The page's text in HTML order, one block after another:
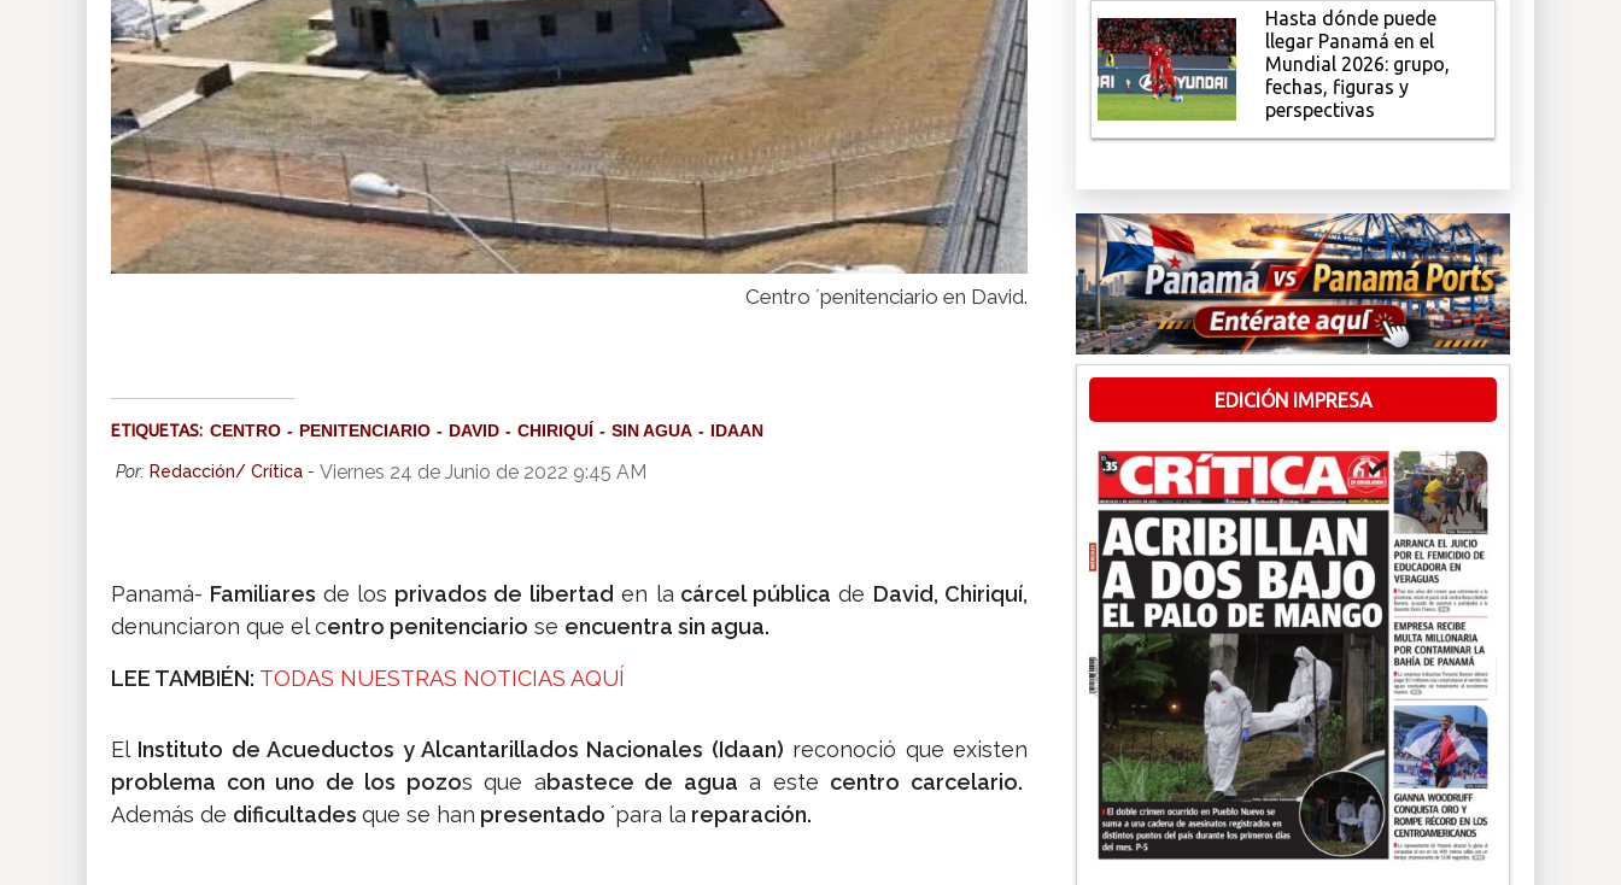
Centro ´penitenciario en David.
ETIQUETAS: CENTRO PENITENCIARIO DAVID CHIRIQUÍ SIN AGUA IDAAN
Por: Redacción/ Crítica - Viernes 24 de Junio de 2022 9:45 AM
Panamá- Familiares de los privados de libertad en la cárcel pública de David, Chiriquí,
denunciaron que el centro penitenciario se encuentra sin agua.
LEE TAMBIÉN: TODAS NUESTRAS NOTICIAS AQUÍ
El Instituto de Acueductos y Alcantarillados Nacionales (Idaan) reconoció que existen
problema con uno de los pozos que abastece de agua a este centro carcelario.
Además de dificultades que se han presentado ´para la reparación.
Hasta dónde puede
llegar Panamá en el
Mundial 2026: grupo,
fechas, figuras y
perspectivas
EDICIÓN IMPRESA